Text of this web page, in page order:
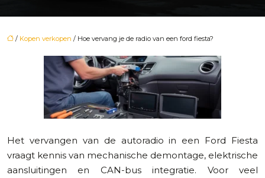
/ Kopen verkopen / Hoe vervang je de radio van een ford fiesta?
Het vervangen van de autoradio in een Ford Fiesta
vraagt kennis van mechanische demontage, elektrische
aansluitingen en CAN-bus integratie. Voor veel